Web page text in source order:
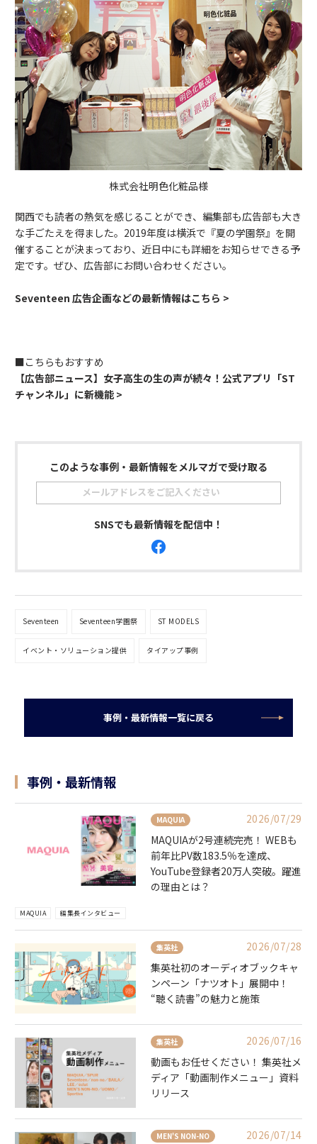
株式会社明色化粧品様
関西でも読者の熱気を感じることができ、編集部も広告部も大き
な手ごたえを得ました。2019年度は横浜で『夏の学園祭』を開
催することが決まっており、近日中にも詳細をお知らせできる予
定です。ぜひ、広告部にお問い合わせください。
Seventeen 広告企画などの最新情報はこちら >
■こちらもおすすめ
【広告部ニュース】女子高生の生の声が続々！公式アプリ「ST
チャンネル」に新機能 >
このような事例・最新情報をメルマガで受け取る
SNSでも最新情報を配信中！
Seventeen Seventeen学園祭 ST MODELS
イベント・ソリューション提供 タイアップ事例
事例・最新情報一覧に戻る
事例・最新情報
MAQUIA
2026/07/29
MAQUIAが2号連続完売！ WEBも
前年比PV数183.5％を達成、
YouTube登録者20万人突破。躍進
の理由とは？
MAQUIA 編集長インタビュー
集英社
2026/07/28
集英社初のオーディオブックキャ
ンペーン「ナツオト」展開中！
“聴く読書”の魅力と施策
集英社
2026/07/16
動画もお任せください！ 集英社メ
ディア「動画制作メニュー」資料
リリース
MEN'S NON-NO
2026/07/14